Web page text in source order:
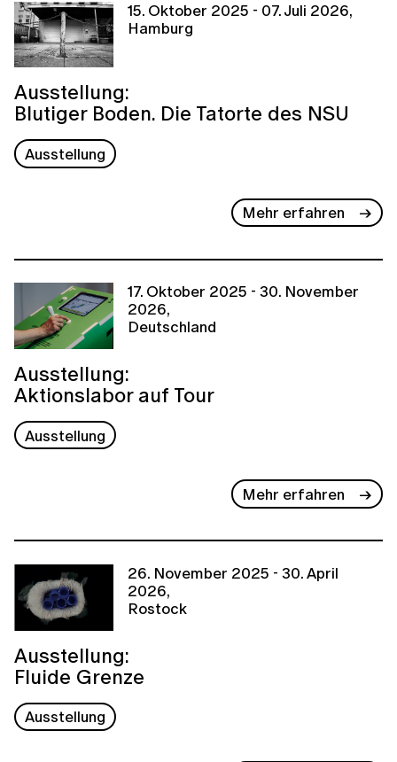
15. Oktober 2025 - 07. Juli 2026,
Hamburg
Ausstellung:
Blutiger Boden. Die Tatorte des NSU
Ausstellung
Mehr erfahren
17. Oktober 2025 - 30. November
2026,
Deutschland
Ausstellung:
Aktionslabor auf Tour
Ausstellung
Mehr erfahren
26. November 2025 - 30. April
2026,
Rostock
Ausstellung:
Fluide Grenze
Ausstellung